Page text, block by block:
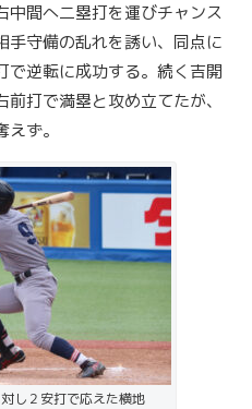
中間へ二塁打を運びチャンス
手守備の乱れを誘い、同点に
で逆転に成功する。続く吉開
打で満塁と攻め立てたが、
ず。
し２安打で応えた横地